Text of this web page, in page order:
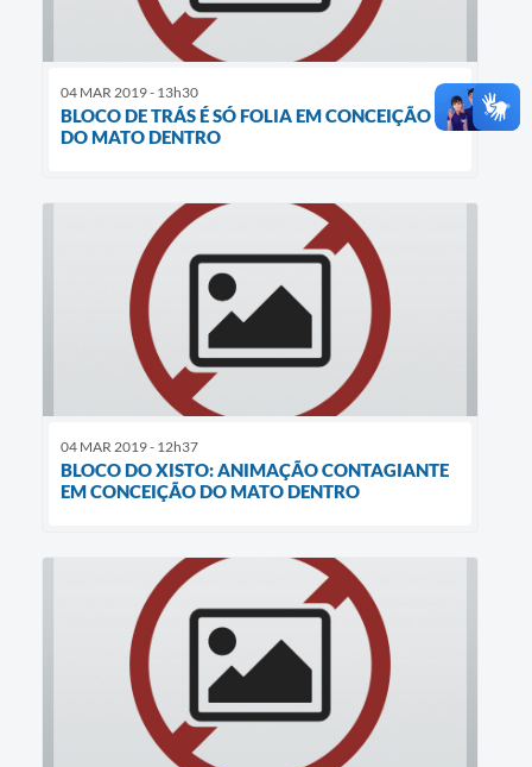
04 MAR 2019 - 13h30
BLOCO DE TRÁS É SÓ FOLIA EM CONCEIÇÃO
DO MATO DENTRO
04 MAR 2019 - 12h37
BLOCO DO XISTO: ANIMAÇÃO CONTAGIANTE
EM CONCEIÇÃO DO MATO DENTRO